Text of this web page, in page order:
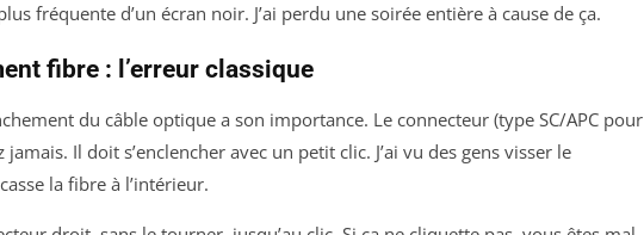
fréquente d’un écran noir. J’ai perdu une soirée entière à cause de ça.
fibre : l’erreur classique
du câble optique a son importance. Le connecteur (type SC/APC pour
Il doit s’enclencher avec un petit clic. J’ai vu des gens visser le
la fibre à l’intérieur.